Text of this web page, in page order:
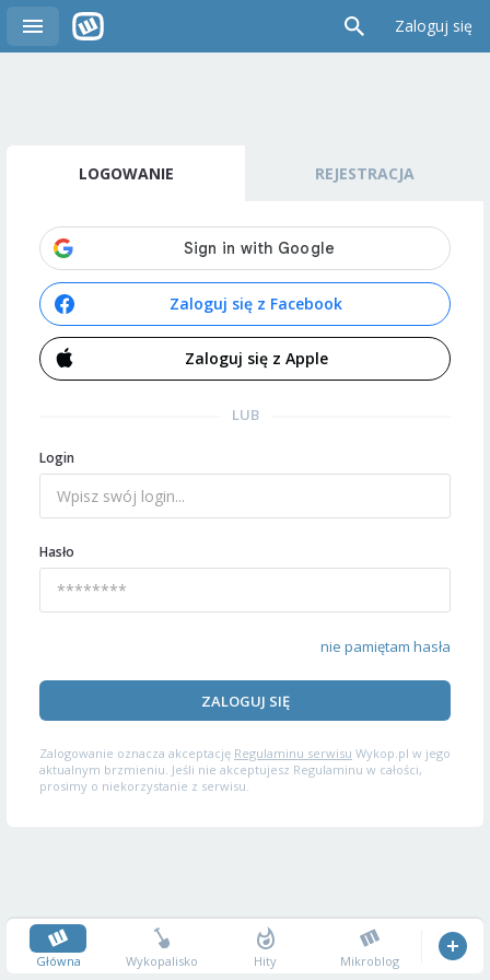
Zaloguj się
LOGOWANIE REJESTRACJA
Zaloguj się z Facebook
Zaloguj się z Apple
LUB
Login
Hasło
nie pamiętam hasła
ZALOGUJ SIĘ
Zalogowanie oznacza akceptację Regulaminu serwisu Wykop.pl w jego
aktualnym brzmieniu. Jeśli nie akceptujesz Regulaminu w całości,
prosimy o niekorzystanie z serwisu.
Główna Wykopalisko Hity Mikroblog